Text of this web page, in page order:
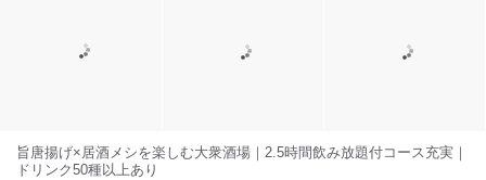
旨唐揚げ×居酒メシを楽しむ大衆酒場｜2.5時間飲み放題付コース充実｜
ドリンク50種以上あり